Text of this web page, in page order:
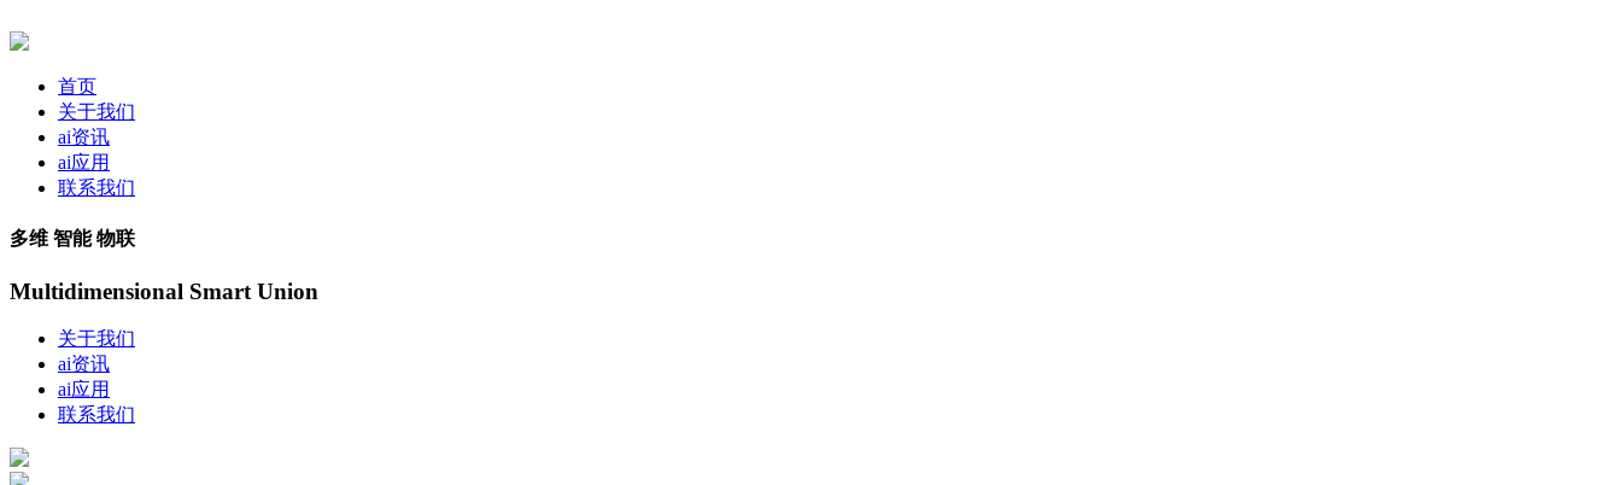
首页
关于我们
ai资讯
ai应用
联系我们
多维 智能 物联
Multidimensional Smart Union
关于我们
ai资讯
ai应用
联系我们